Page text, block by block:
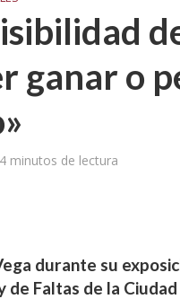
ganar o
4 minutos de lectura
durante su
Faltas de la